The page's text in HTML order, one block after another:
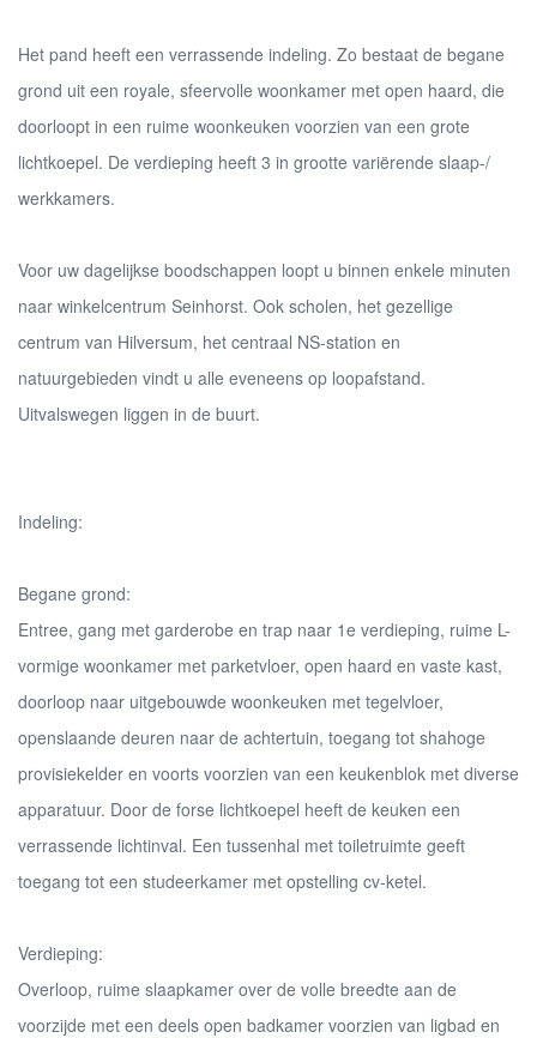
Het pand heeft een verrassende indeling. Zo bestaat de begane
grond uit een royale, sfeervolle woonkamer met open haard, die
doorloopt in een ruime woonkeuken voorzien van een grote
lichtkoepel. De verdieping heeft 3 in grootte variërende slaap-/
werkkamers.
Voor uw dagelijkse boodschappen loopt u binnen enkele minuten
naar winkelcentrum Seinhorst. Ook scholen, het gezellige
centrum van Hilversum, het centraal NS-station en
natuurgebieden vindt u alle eveneens op loopafstand.
Uitvalswegen liggen in de buurt.
Indeling:
Begane grond:
Entree, gang met garderobe en trap naar 1e verdieping, ruime L-
vormige woonkamer met parketvloer, open haard en vaste kast,
doorloop naar uitgebouwde woonkeuken met tegelvloer,
openslaande deuren naar de achtertuin, toegang tot shahoge
provisiekelder en voorts voorzien van een keukenblok met diverse
apparatuur. Door de forse lichtkoepel heeft de keuken een
verrassende lichtinval. Een tussenhal met toiletruimte geeft
toegang tot een studeerkamer met opstelling cv-ketel.
Verdieping:
Overloop, ruime slaapkamer over de volle breedte aan de
voorzijde met een deels open badkamer voorzien van ligbad en